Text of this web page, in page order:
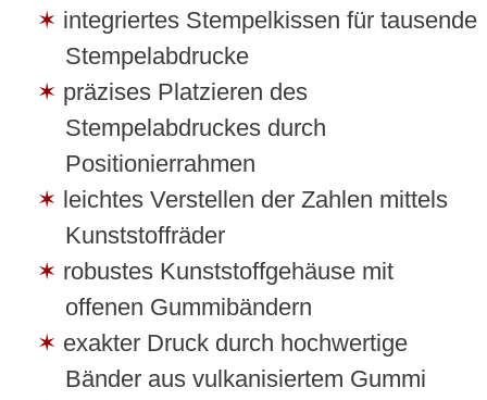
integriertes Stempelkissen für tausende
Stempelabdrucke
präzises Platzieren des
Stempelabdruckes durch
Positionierrahmen
leichtes Verstellen der Zahlen mittels
Kunststoffräder
robustes Kunststoffgehäuse mit
offenen Gummibändern
exakter Druck durch hochwertige
Bänder aus vulkanisiertem Gummi